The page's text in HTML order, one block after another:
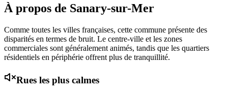
À propos de Sanary-sur-Mer
Comme toutes les villes françaises, cette commune présente des
disparités en termes de bruit. Le centre-ville et les zones
commerciales sont généralement animés, tandis que les quartiers
résidentiels en périphérie offrent plus de tranquillité.
Rues les plus calmes